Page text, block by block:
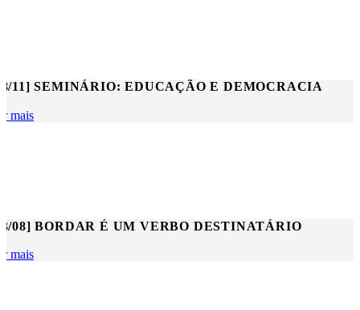
11] SEMINÁRIO: EDUCAÇÃO E DEMOCRACIA
mais
08] BORDAR É UM VERBO DESTINATÁRIO
mais